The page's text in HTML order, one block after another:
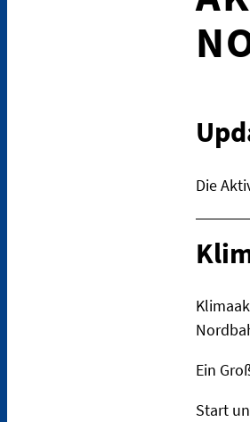
Die
Ein
Start